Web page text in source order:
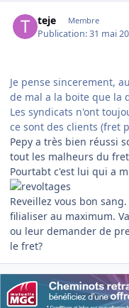
teje Membre
Publication:31 mai
Je pense sincerement,
de mal a la boite que la
Les syndicats n'ont
ce sont des clients (fret
Pepy a très bien réussi
tout les malheurs du
Pourtabt c'est lui qui a
Reveillez vous bon
filialiser au maximum.
ou leur demander de
le fret?